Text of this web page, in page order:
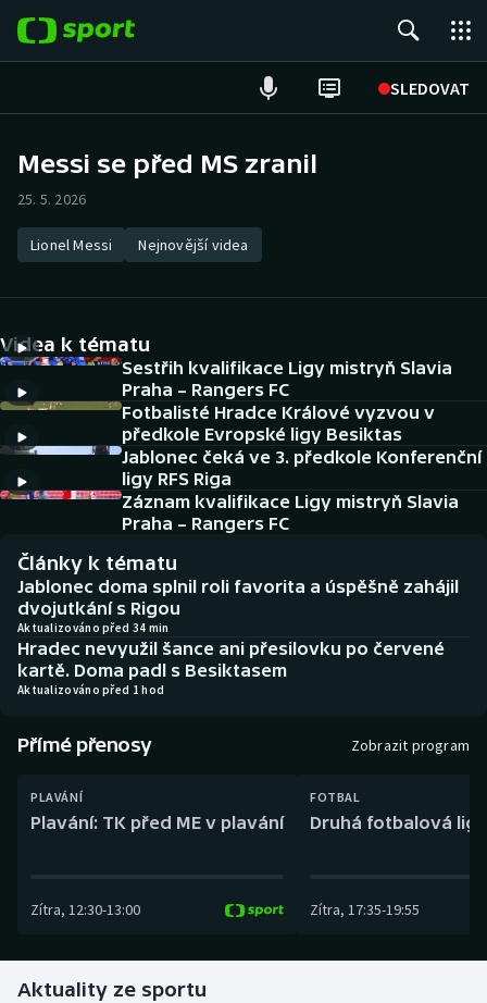
SLEDOVAT
Hokej
Tenis
Atletika
Cyklistika
DALŠÍ SPORTY
Americký fotbal
Baseball a softbal
Basketbal
Biatlon
Boby a skeleton
Dostihy
Futsal
NEPŘEHLÉDNĚTE
Soutěže
Historické návraty
Aplikace ČT sport
AZ kvíz
Messi se před MS zranil
25. 5. 2026
Lionel Messi Nejnovější videa
Videa k tématu
Sestřih kvalifikace Ligy mistryň Slavia
Praha – Rangers FC
Fotbalisté Hradce Králové vyzvou v
předkole Evropské ligy Besiktas
Jablonec čeká ve 3. předkole Konferenční
ligy RFS Riga
Záznam kvalifikace Ligy mistryň Slavia
Praha – Rangers FC
Články k tématu
Jablonec doma splnil roli favorita a úspěšně zahájil
dvojutkání s Rigou
Aktualizováno před 34 min
Hradec nevyužil šance ani přesilovku po červené
kartě. Doma padl s Besiktasem
Aktualizováno před 1 hod
Přímé přenosy Zobrazit program
PLAVÁNÍ
Plavání: TK před ME v plavání
Zítra, 12:30-13:00
FOTBAL
Druhá fotbalová
Zítra, 17:35-19:55
Aktuality ze sportu